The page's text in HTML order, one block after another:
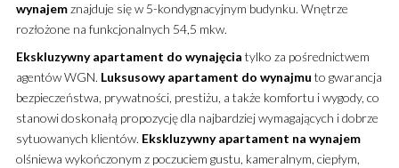
wynajemznajduje się w 5-kondygnacyjnym budynku. Wnętrze
rozłożone na funkcjonalnych 54,5 mkw.
Ekskluzywny apartament do wynajęcia tylko za pośrednictwem
agentów WGN. Luksusowy apartament do wynajmu to gwarancja
bezpieczeństwa, prywatności, prestiżu, a także komfortu i wygody, co
stanowi doskonałą propozycję dla najbardziej wymagających i dobrze
sytuowanych klientów. Ekskluzywny apartament na wynajem
olśniewa wykończonym z poczuciem gustu, kameralnym, ciepłym,